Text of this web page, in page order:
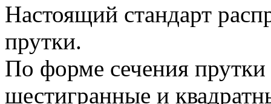
Настоящий стандарт
прутки.
По форме сечения прутки
шестигранные и